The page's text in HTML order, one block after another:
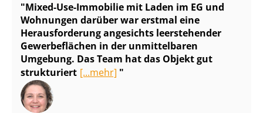
Mixed-Use-Immobilie mit Laden im EG und
Wohnungen darüber war erstmal eine
Herausforderung angesichts leerstehender
Gewerbeflächen in der unmittelbaren
Umgebung. Das Team hat das Objekt gut
strukturiert [...mehr]